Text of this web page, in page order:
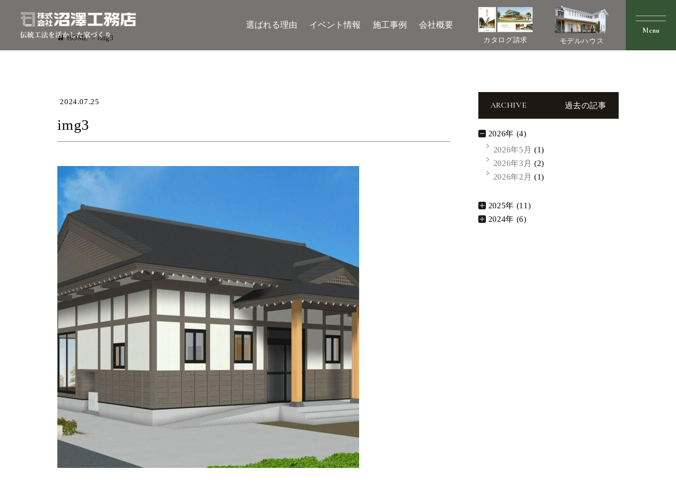
選ばれる理由 イベント情報 施工事例 会社概要
カタログ請求 モデルハウス
HOME>img3
2024.07.25
img3
ARCHIVE 過去の記事
2026年 (4)
2026年5月 (1)
2026年3月 (2)
2026年2月 (1)
2025年 (11)
2024年 (6)